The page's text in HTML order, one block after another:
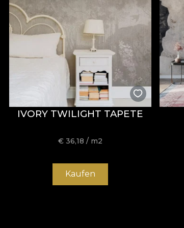
scămoșare, frecare umedă și uscată,
Tip:material tricotat
Compoziție:
100% PES
Greutate:
300 g/mp ± 5%
142 ± 3 cm
Proprietăți:
Water Repellent, Fire
Certificări:OEKO-TEX Standard 100,
Rezistență la abraziune:60.000 rubs
Întreținere: spălare la 30°C, călcare la
Material ORIGIN
IVORY TWILIGHT TAPETE
€36,18 / m2
Kaufen